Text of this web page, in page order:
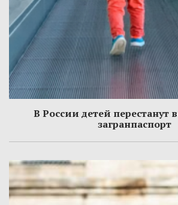
В России детей перестанут
загранпаспорт